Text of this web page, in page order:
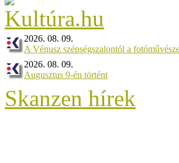
2026. 08. 09.
A Vénusz szépségszalontól a
2026. 08. 09.
Augusztus 9-én történt
Skanzen hírek